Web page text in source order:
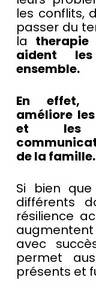
les conflits,
passer du
la
aident
ensemble.
En effet,
améliore
et les
de la famille.
Si bien que
différents
résilience
avec
permet
présents et